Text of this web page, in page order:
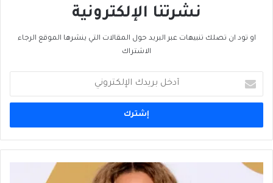
نشرتنا الإلكترونية
او تود ان تصلك تنبيهات عبر البريد حول المقالات التي ينشرها الموقع الرجاء
الاشتراك
بريدك
الإلكتروني
بيونسيه